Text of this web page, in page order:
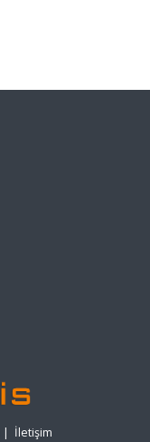
| İletişim